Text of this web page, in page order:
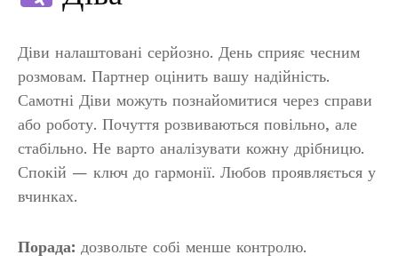
Діви налаштовані серйозно. День сприяє чесним
розмовам. Партнер оцінить вашу надійність.
Самотні Діви можуть познайомитися через справи
або роботу. Почуття розвиваються повільно, але
стабільно. Не варто аналізувати кожну дрібницю.
Спокій — ключ до гармонії. Любов проявляється у
вчинках.
Порада: дозвольте собі менше контролю.